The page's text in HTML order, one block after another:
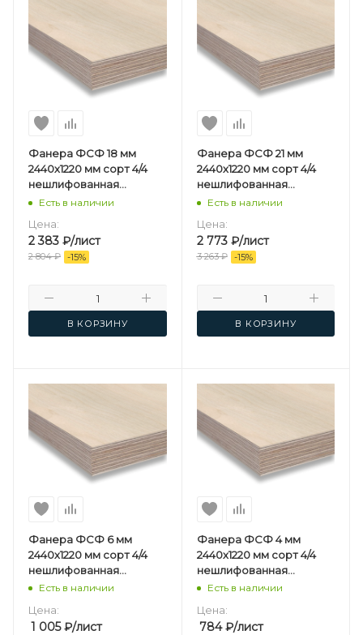
Фанера ФСФ 18 мм
2440х1220 мм сорт 4/4
нешлифованная
березовая
Есть в наличии
Цена:
2 383 ₽/лист
2 804₽ -15%
В КОРЗИНУ
Фанера ФСФ 21 мм
2440х1220 мм сорт 4/4
нешлифованная
березовая
Есть в наличии
Цена:
2 773₽/лист
3 263₽ -15%
В КОРЗИНУ
Фанера ФСФ 6 мм
2440х1220 мм сорт 4/4
нешлифованная
березовая
Есть в наличии
Цена:
1 005₽/лист
Фанера ФСФ 4 мм
2440х1220 мм сорт 4/4
нешлифованная
березовая
Есть в наличии
Цена:
784₽/лист